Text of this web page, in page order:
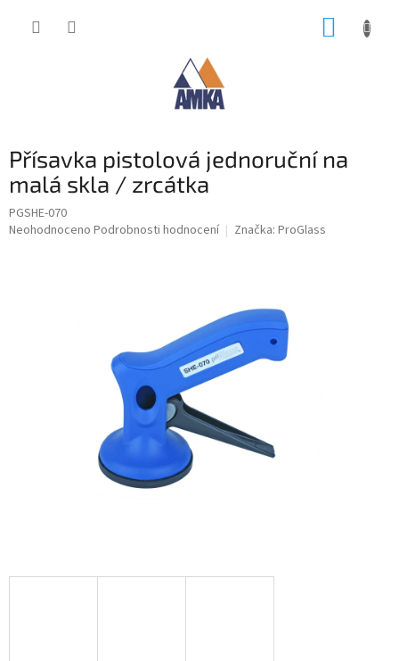
Přísavka pistolová jednoruční na
malá skla / zrcátka
PGSHE-070
Průměrné
Neohodnoceno Podrobnosti hodnocení Značka: ProGlass